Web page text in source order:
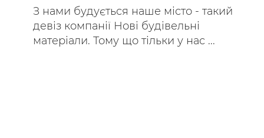
З нами будується наше місто - такий
девіз компанії Нові будівельні
матеріали. Тому що тільки у нас ...